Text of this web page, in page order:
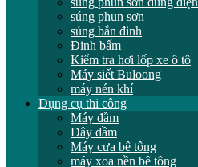
súng phun sơn
súng bắn đinh
Đinh bấm
Kiểm tra hơi lốp xe ô tô
Máy siết Buloong
máy nén khí
Dụng cụ thi công
Máy đầm
Dây dầm
Máy cưa bê tông
máy xoa nền bê tông